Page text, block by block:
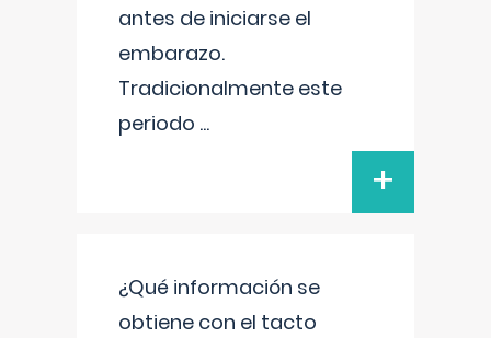
antes de iniciarse el
embarazo.
Tradicionalmente este
periodo ...
+
¿Qué información se
obtiene con el tacto